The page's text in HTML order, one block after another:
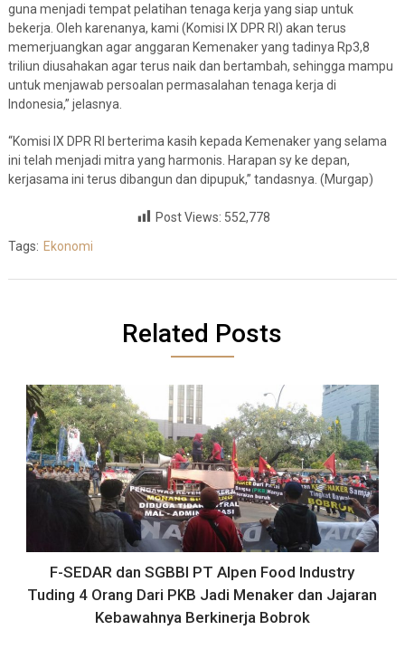
guna menjadi tempat pelatihan tenaga kerja yang siap untuk
bekerja. Oleh karenanya, kami (Komisi IX DPR RI) akan terus
memerjuangkan agar anggaran Kemenaker yang tadinya Rp3,8
triliun diusahakan agar terus naik dan bertambah, sehingga mampu
untuk menjawab persoalan permasalahan tenaga kerja di
Indonesia,” jelasnya.
“Komisi IX DPR RI berterima kasih kepada Kemenaker yang selama
ini telah menjadi mitra yang harmonis. Harapan sy ke depan,
kerjasama ini terus dibangun dan dipupuk,” tandasnya. (Murgap)
Post Views: 552,778
Tags: Ekonomi
Related Posts
F-SEDAR dan SGBBI PT Alpen Food Industry
Tuding 4 Orang Dari PKB Jadi Menaker dan Jajaran
Kebawahnya Berkinerja Bobrok